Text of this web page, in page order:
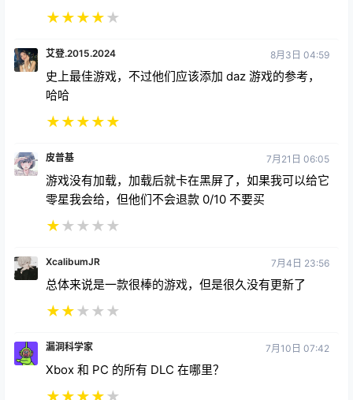
★★★★★
艾登.2015.2024 8月3日 04:59
史上最佳游戏，不过他们应该添加 daz 游戏的参考，
哈哈
★★★★★
皮普基 7月21日 06:05
游戏没有加载，加载后就卡在黑屏了，如果我可以给它
零星我会给，但他们不会退款 0/10 不要买
★★ ★ ★ ★
XcalibumJR 7月4日 23:56
总体来说是一款很棒的游戏，但是很久没有更新了
★★★ ★ ★
漏洞科学家 7月10日 07:42
Xbox 和 PC 的所有 DLC 在哪里？
★★★★★